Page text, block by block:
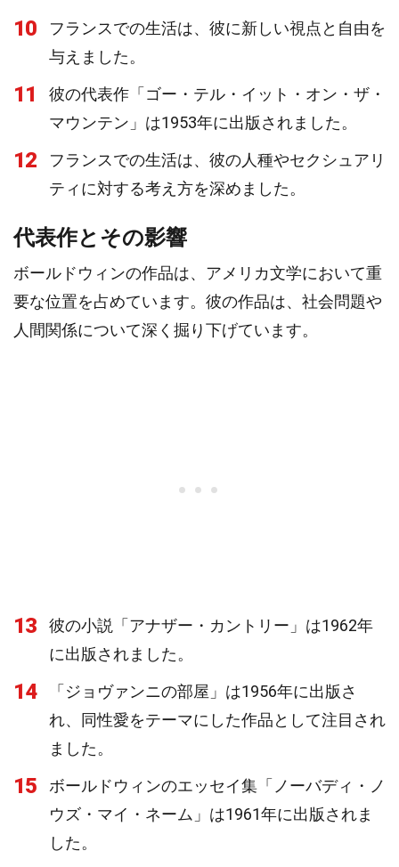
10
フランスでの生活は、彼に新しい視点と自由を
与えました。
11
彼の代表作「ゴー・テル・イット・オン・ザ・
マウンテン」は1953年に出版されました。
12
フランスでの生活は、彼の人種やセクシュアリ
ティに対する考え方を深めました。
代表作とその影響
ボールドウィンの作品は、アメリカ文学において重
要な位置を占めています。彼の作品は、社会問題や
人間関係について深く掘り下げています。
13
彼の小説「アナザー・カントリー」は1962年
に出版されました。
14
「ジョヴァンニの部屋」は1956年に出版さ
れ、同性愛をテーマにした作品として注目され
ました。
15
ボールドウィンのエッセイ集「ノーバディ・ノ
ウズ・マイ・ネーム」は1961年に出版されま
した。